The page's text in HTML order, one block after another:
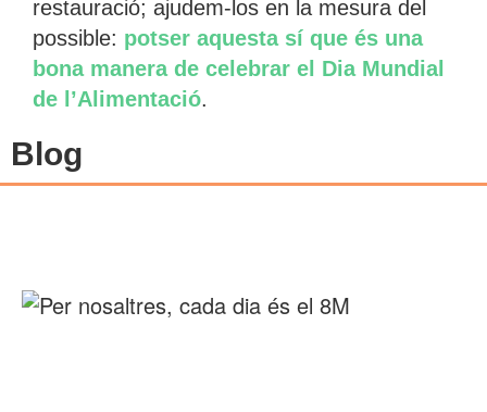
restauració; ajudem-los en la mesura del
possible: potser aquesta sí que és una
bona manera de celebrar el Dia Mundial
de l’Alimentació.
Blog